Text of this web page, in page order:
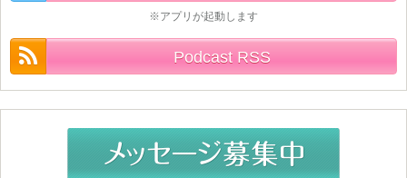
※アプリが起動します
Podcast RSS